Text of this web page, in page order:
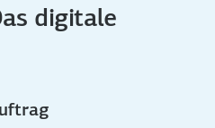
digitale